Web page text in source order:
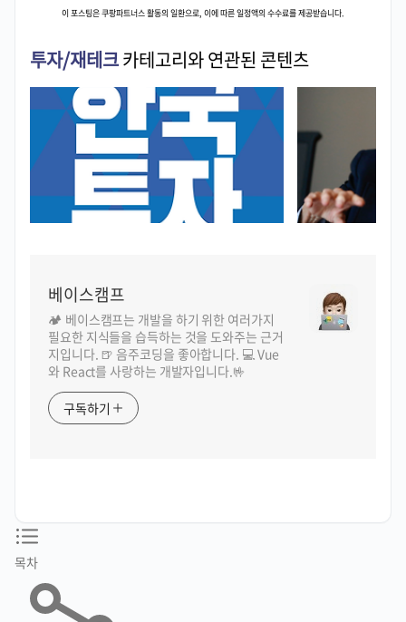
이 포스팅은 쿠팡파트너스 활동의 일환으로, 이에 따른 일정액의 수수료를 제공받습니다.
투자/재테크카테고리와 연관된 콘텐츠
베이스캠프
🏕️ 베이스캠프는 개발을 하기 위한 여러가지
필요한 지식들을 습득하는 것을 도와주는 근거
지입니다. 🍺 음주코딩을 좋아합니다. 💻 Vue
와 React를 사랑하는 개발자입니다.🤟
구독하기
목차